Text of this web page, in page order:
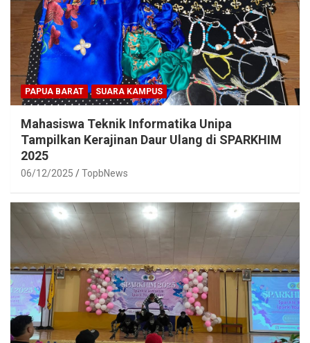
PAPUA BARAT SUARA KAMPUS
Mahasiswa Teknik Informatika Unipa
Tampilkan Kerajinan Daur Ulang di SPARKHIM
2025
06/12/2025 TopbNews